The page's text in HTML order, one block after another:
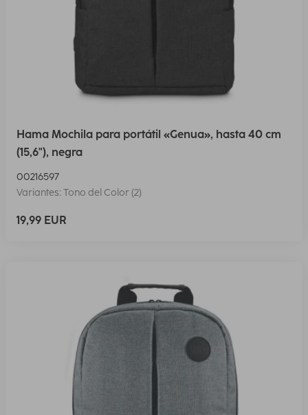
Hama Mochila para portátil «Genua», hasta 40 cm
(15,6"), negra
00216597
Variantes: Tono del Color (2)
19,99 EUR